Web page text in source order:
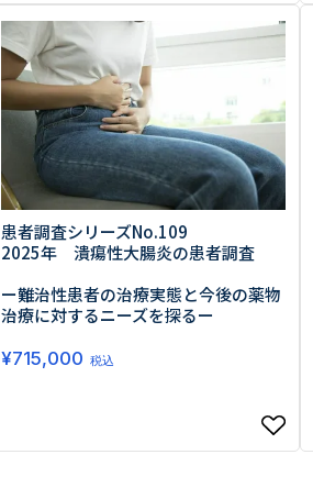
患者調査シリーズNo.109
2025年 潰瘍性大腸炎の患者調査
ー難治性患者の治療実態と今後の薬物
治療に対するニーズを探るー
¥715,000 税込